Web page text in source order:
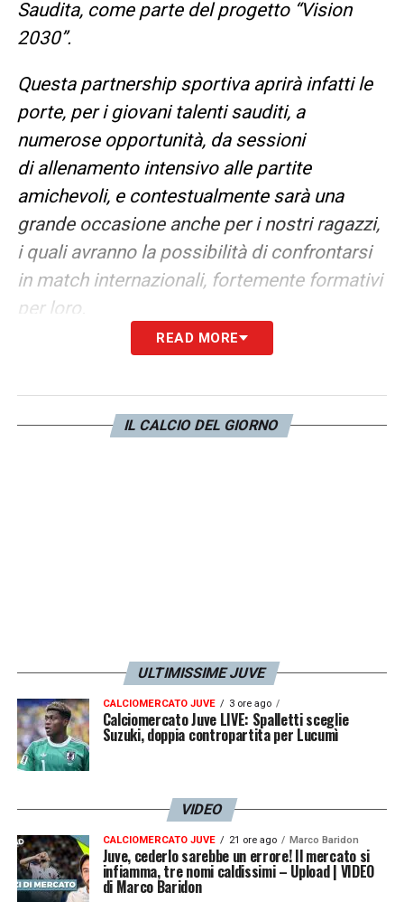
Saudita, come parte del progetto “Vision
2030”.
Questa partnership sportiva aprirà infatti le
porte, per i giovani talenti sauditi, a
numerose opportunità, da sessioni
di allenamento intensivo alle partite
amichevoli, e contestualmente sarà una
grande occasione anche per i nostri ragazzi,
i quali avranno la possibilità di confrontarsi
in match internazionali, fortemente formativi
per loro.
COSA COMPRENDE LA
La partnership prevede anche
I COMMENTI
Queste le parole di Gianluca Pessotto,
Football Teams Staff Coordination Manager
di Juventus: «L’obiettivo di questa
collaborazione è lo sviluppo dei ragazzi;
penso che Future Falcons sia un grande
progetto, che mette al centro i migliori
READ MORE
IL CALCIO DEL GIORNO
ULTIMISSIME JUVE
CALCIOMERCATO JUVE 3 ore ago
Calciomercato Juve LIVE: Spalletti sceglie
Suzuki, doppia contropartita per Lucumì
VIDEO
CALCIOMERCATO JUVE 21 ore ago Marco Baridon
Juve, cederlo sarebbe un errore! Il mercato si
infiamma, tre nomi caldissimi – Upload | VIDEO
di Marco Baridon